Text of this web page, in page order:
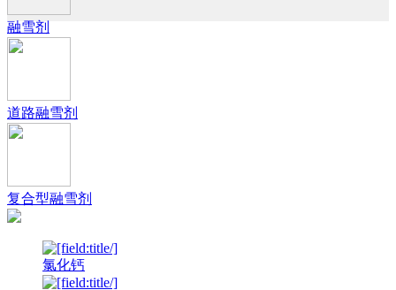
融雪剂
道路融雪剂
复合型融雪剂
氯化钙